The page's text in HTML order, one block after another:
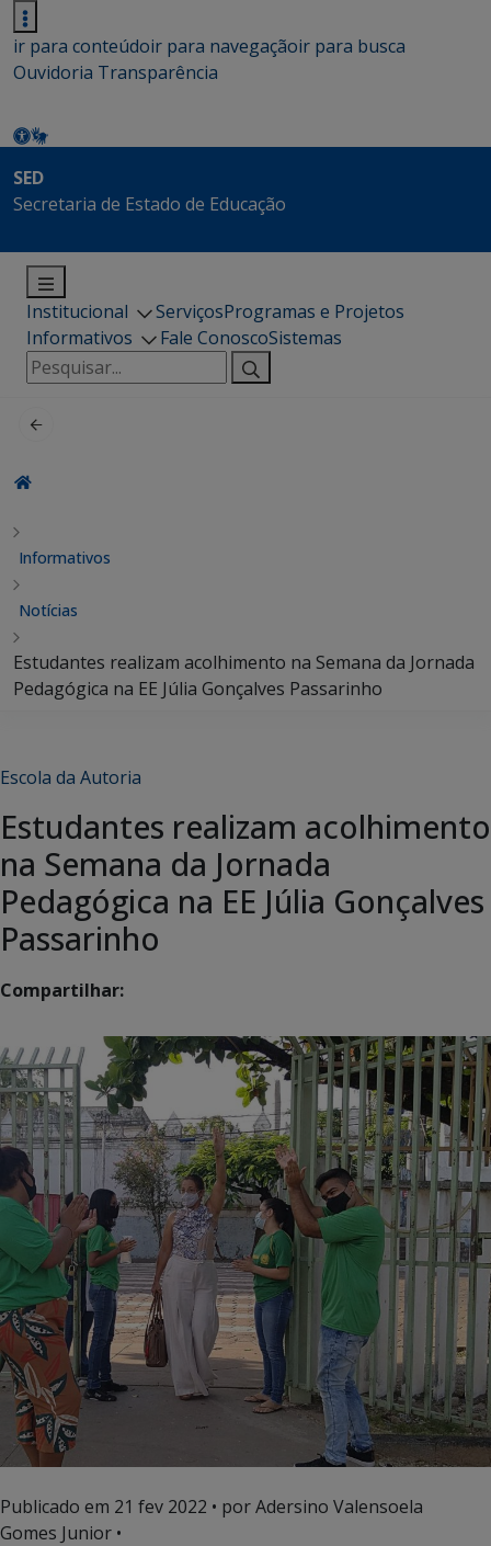
ir para conteúdoir para navegaçãoir para busca
Ouvidoria Transparência
SED
Secretaria de Estado de Educação
Institucional ServiçosProgramas e Projetos
Informativos
Fale ConoscoSistemas
Pesquisar
por:
Informativos
Notícias
Estudantes realizam acolhimento na Semana da Jornada
Pedagógica na EE Júlia Gonçalves Passarinho
Escola da Autoria
Estudantes realizam acolhimento
na Semana da Jornada
Pedagógica na EE Júlia Gonçalves
Passarinho
Compartilhar:
Publicado em 21 fev 2022 • por Adersino Valensoela
Gomes Junior •